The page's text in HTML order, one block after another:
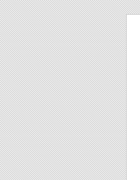
Skip to main content